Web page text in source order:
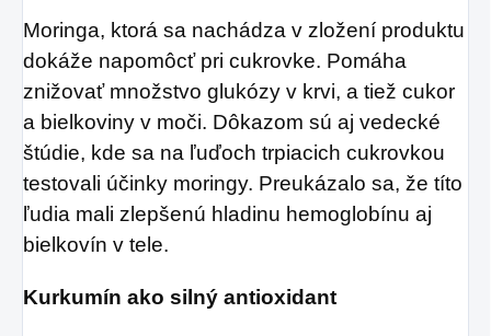
Moringa, ktorá sa nachádza v zložení produktu
dokáže napomôcť pri cukrovke. Pomáha
znižovať množstvo glukózy v krvi, a tiež cukor
a bielkoviny v moči. Dôkazom sú aj vedecké
štúdie, kde sa na ľuďoch trpiacich cukrovkou
testovali účinky moringy. Preukázalo sa, že títo
ľudia mali zlepšenú hladinu hemoglobínu aj
bielkovín v tele.
Kurkumín ako silný antioxidant